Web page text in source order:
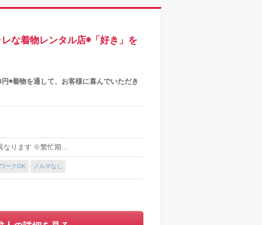
な着物レンタル店◉「好き」を
◉着物を通して、お客様に喜んでいただき
なります ※繁忙期…
ークOK ノルマなし